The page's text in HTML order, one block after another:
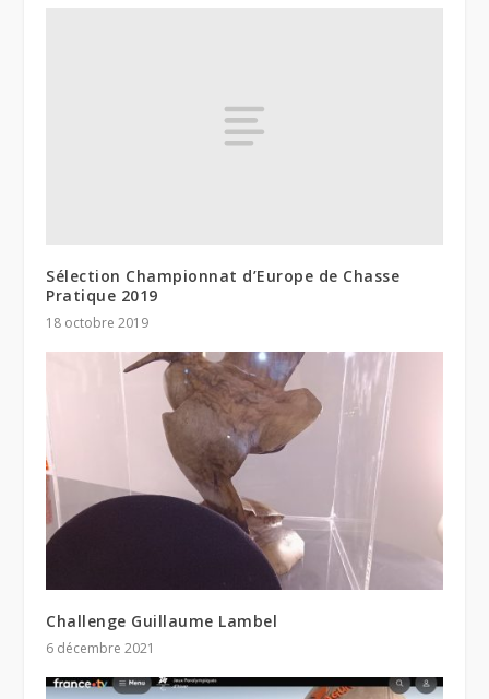
Sélection Championnat d’Europe de Chasse
Pratique 2019
18 octobre 2019
Challenge Guillaume Lambel
6 décembre 2021